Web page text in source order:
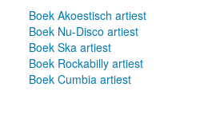
Boek Akoestisch artiest
Boek Nu-Disco artiest
Boek Ska artiest
Boek Rockabilly artiest
Boek Cumbia artiest